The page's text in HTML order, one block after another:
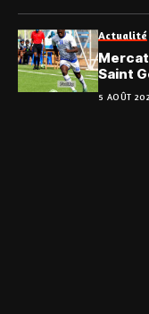
Actualité
Saint
5 AOÛT